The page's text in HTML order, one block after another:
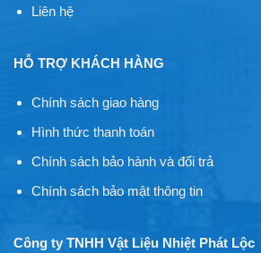
Liên hệ
HỖ TRỢ KHÁCH HÀNG
Chính sách giao hàng
Hình thức thanh toán
Chính sách bảo hành và đổi trả
Chính sách bảo mật thông tin
Công ty TNHH Vật Liệu Nhiệt Phát Lộc